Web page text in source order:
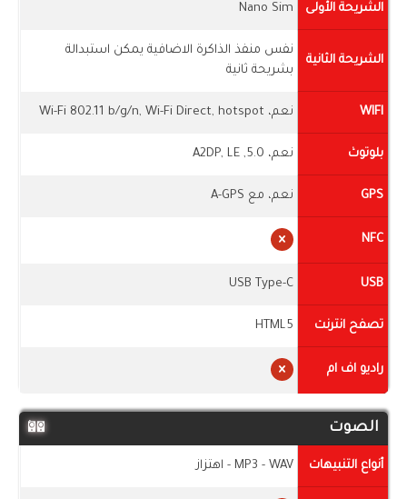
الشريحة الأولى Nano Sim
الشريحة الثانية
نفس منفذ الذاكرة الاضافية يمكن استبدالة
بشريحة ثانية
WIFI نعم، Wi-Fi 802.11 b/g/n, Wi-Fi Direct, hotspot
بلوتوث نعم، 5.0, A2DP, LE
GPS نعم، مع A-GPS
NFC
USB
USB Type-C
تصفح انترنت HTML5
راديو اف ام
الصوت
أنواع التنبيهات MP3 - WAV - اهتزاز